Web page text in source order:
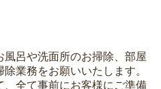
呂や洗面所のお掃除、部屋
業務をお願いいたします。
全て事前にお客様にご準備